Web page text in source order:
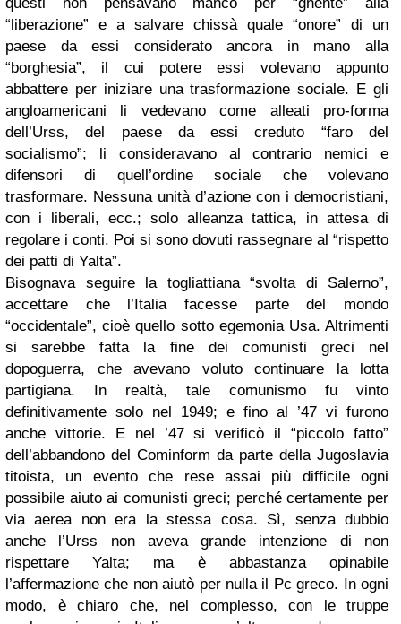
“liberazione” e a salvare chissà quale “onore” di un
paese da essi considerato ancora in mano alla
“borghesia”, il cui potere essi volevano appunto
abbattere per iniziare una trasformazione sociale. E gli
angloamericani li vedevano come alleati pro-forma
dell’Urss, del paese da essi creduto “faro del
socialismo”; li consideravano al contrario nemici e
difensori di quell’ordine sociale che volevano
trasformare. Nessuna unità d’azione con i democristiani,
con i liberali, ecc.; solo alleanza tattica, in attesa di
regolare i conti. Poi si sono dovuti rassegnare al “rispetto
dei patti di Yalta”.
Bisognava seguire la togliattiana “svolta di Salerno”,
accettare che l’Italia facesse parte del mondo
“occidentale”, cioè quello sotto egemonia Usa. Altrimenti
si sarebbe fatta la fine dei comunisti greci nel
dopoguerra, che avevano voluto continuare la lotta
partigiana. In realtà, tale comunismo fu vinto
definitivamente solo nel 1949; e fino al ’47 vi furono
anche vittorie. E nel ’47 si verificò il “piccolo fatto”
dell’abbandono del Cominform da parte della Jugoslavia
titoista, un evento che rese assai più difficile ogni
possibile aiuto ai comunisti greci; perché certamente per
via aerea non era la stessa cosa. Sì, senza dubbio
anche l’Urss non aveva grande intenzione di non
rispettare Yalta; ma è abbastanza opinabile
l’affermazione che non aiutò per nulla il Pc greco. In ogni
modo, è chiaro che, nel complesso, con le truppe